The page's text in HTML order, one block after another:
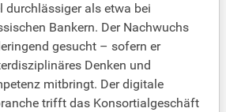
durchlässiger als etwa bei
Bankern. Der Nachwuchs
gesucht – sofern er
Denken und
mitbringt. Der digitale
trifft das Konsortialgeschäft